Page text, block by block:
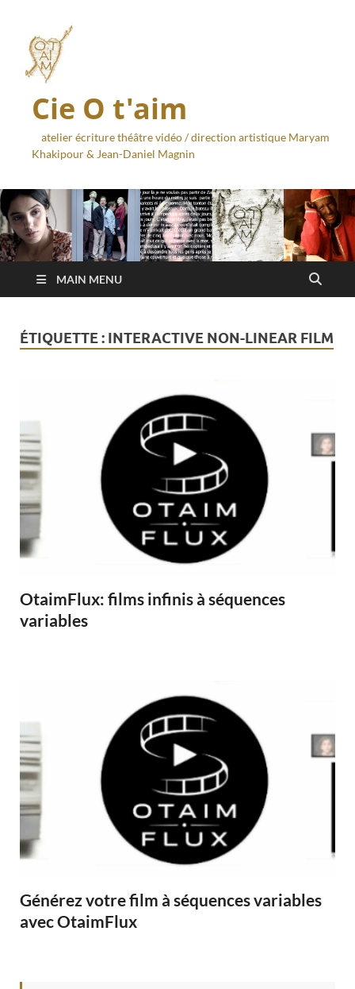
Cie O t'aim
atelier écriture théâtre vidéo / direction artistique Maryam
Khakipour & Jean-Daniel Magnin
MAIN MENU
ÉTIQUETTE : INTERACTIVE NON-LINEAR FILM
OtaimFlux: films infinis à séquences
variables
Générez votre film à séquences variables
avec OtaimFlux